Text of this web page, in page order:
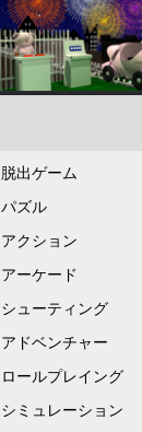
脱出ゲーム
パズル
アクション
アーケード
シューティング
アドベンチャー
ロールプレイング
シミュレーション